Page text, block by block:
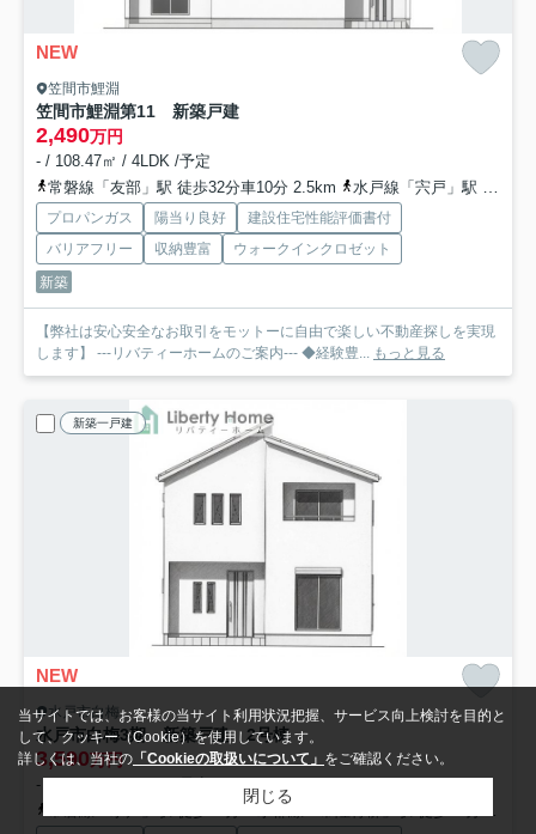
NEW
笠間市鯉淵
笠間市鯉淵第11 新築戸建
2,490万円
- / 108.47㎡ / 4LDK /予定
常磐線「友部」駅 徒歩32分車10分 2.5km
水戸線「宍戸」駅 徒歩53分
プロパンガス 陽当り良好
建設住宅性能評価書付
バリアフリー
収納豊富
ウォークインクロゼット
新築
【弊社は安心安全なお取引をモットーに自由で楽しい不動産探しを実現
します】 ---リバティーホームのご案内--- ◆経験豊... もっと見る
新築一戸建
NEW
水戸市白梅
水戸市白梅3期 新築戸建 2号棟
3,590万円
- / 122.55㎡ / 3LDK /予定
当サイトでは、お客様の当サイト利用状況把握、サービス向上検討を目的と
して、クッキー（Cookie）を使用しています。
詳しくは、当社の 「Cookieの取扱いについて」 をご確認ください。
閉じる